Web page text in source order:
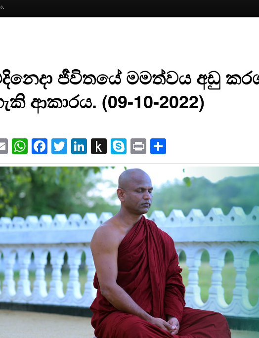
ජීවිතයේ මමත්වය අඩු
ආකාරය. (09-10-2022)
EmailWhatsApp
Facebook
Twitter
LinkedIn
Push
to
Kindle
Skype
PrintShare